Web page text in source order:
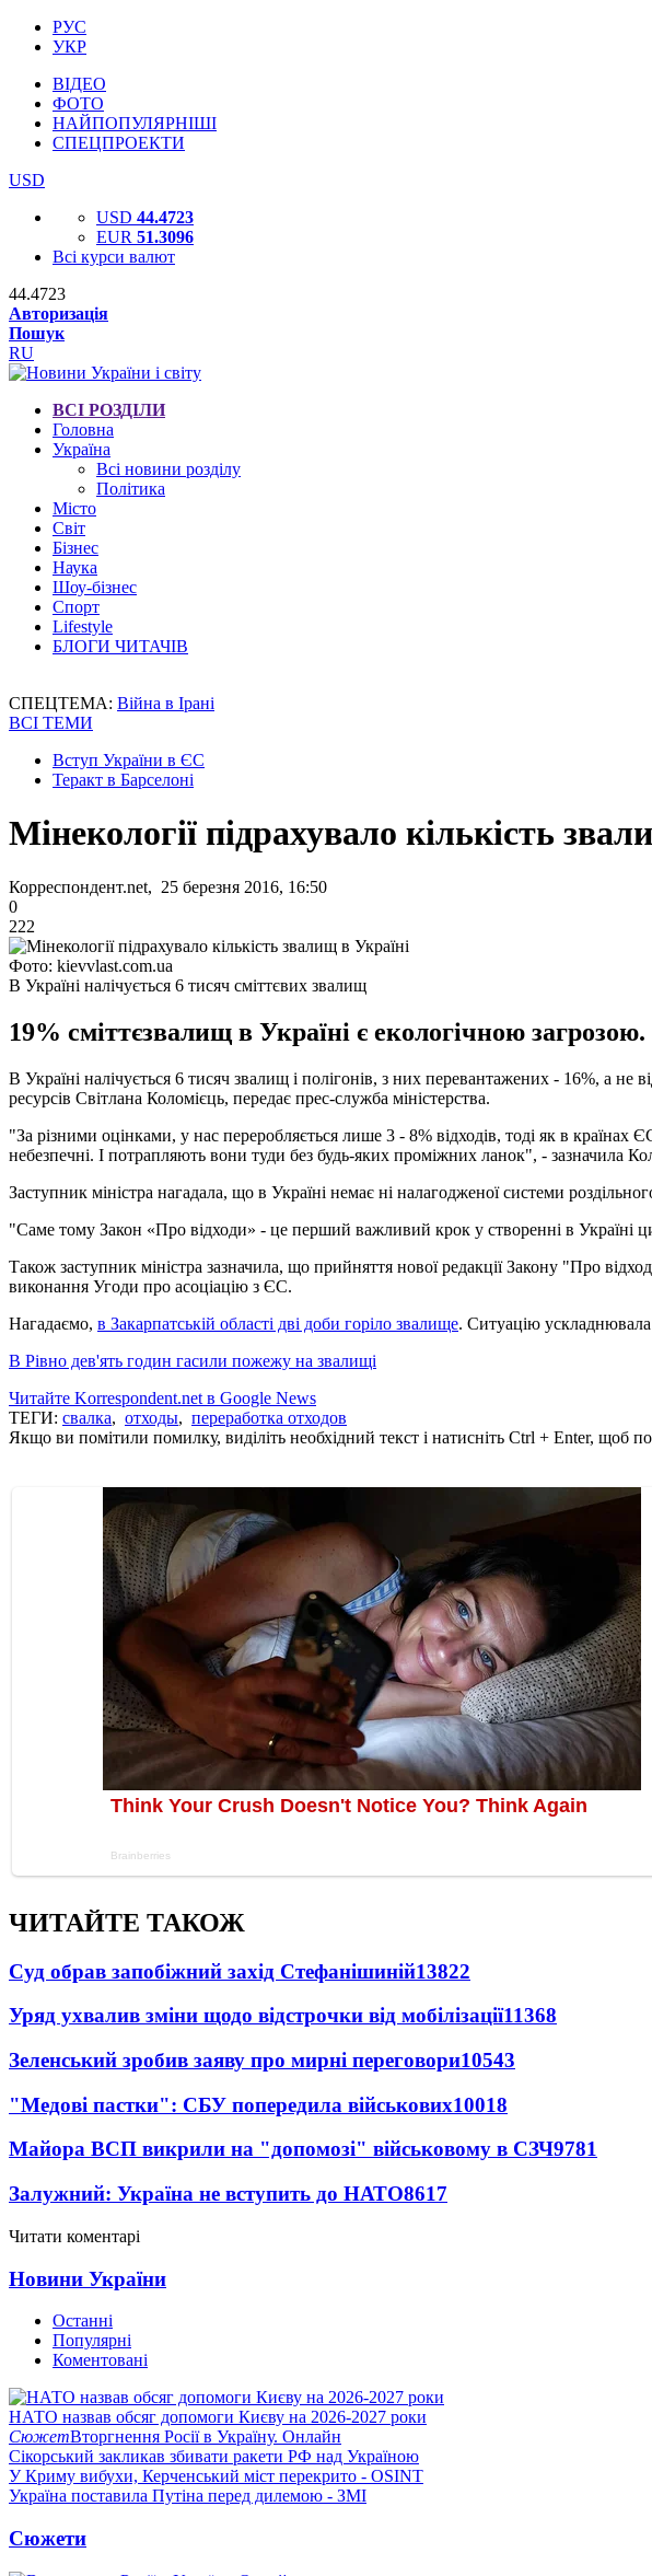
РУС
УКР
ВІДЕО
ФОТО
НАЙПОПУЛЯРНІШІ
СПЕЦПРОЕКТИ
USD
USD 44.4723
EUR 51.3096
Всі курси валют
44.4723
Авторизація
Пошук
RU
ВСІ РОЗДІЛИ
Головна
Україна
Всі новини розділу
Політика
Місто
Світ
Бізнес
Наука
Шоу-бізнес
Спорт
Lifestyle
БЛОГИ ЧИТАЧІВ
СПЕЦТЕМА: Війна в Ірані
ВСІ ТЕМИ
Вступ України в ЄС
Теракт в Барселоні
Мінекології підрахувало кількість
Корреспондент.net, 25 березня 2016, 16:50
0
222
Фото: kievvlast.com.ua
В Україні налічується 6 тисяч сміттєвих звалищ
19% сміттєзвалищ в Україні є екологічною загрозою.
В Україні налічується 6 тисяч звалищ і полігонів, з них перевантажених - 16%, а не
ресурсів Світлана Коломієць, передає прес-служба міністерства.
"За різними оцінками, у нас переробляється лише 3 - 8% відходів, тоді як в
небезпечні. І потрапляють вони туди без будь-яких проміжних ланок", - зазначила
Заступник міністра нагадала, що в Україні немає ні налагодженої системи
"Саме тому Закон «Про відходи» - це перший важливий крок у створенні в Україні
Також заступник міністра зазначила, що прийняття нової редакції Закону "Про
виконання Угоди про асоціацію з ЄС.
Нагадаємо, в Закарпатській області дві доби горіло звалище. Ситуацію
В Рівно дев'ять годин гасили пожежу на звалищі
Читайте Korrespondent.net в Google News
ТЕГИ: свалка, отходы, переработка отходов
Якщо ви помітили помилку, виділіть необхідний текст і натисніть Ctrl + Enter, щоб
ЧИТАЙТЕ ТАКОЖ
Суд обрав запобіжний захід Стефанішиній13822
Уряд ухвалив зміни щодо відстрочки від мобілізації11368
Зеленський зробив заяву про мирні переговори10543
"Медові пастки": СБУ попередила військових10018
Майора ВСП викрили на "допомозі" військовому в СЗЧ9781
Залужний: Україна не вступить до НАТО8617
Читати коментарі
Новини України
Останні
Популярні
Коментовані
НАТО назвав обсяг допомоги Києву на 2026-2027 роки
СюжетВторгнення Росії в Україну. Онлайн
Сікорський закликав збивати ракети РФ над Україною
У Криму вибухи, Керченський міст перекрито - OSINT
Україна поставила Путіна перед дилемою - ЗМІ
Сюжети